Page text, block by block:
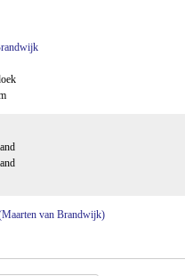
van Brandwijk)